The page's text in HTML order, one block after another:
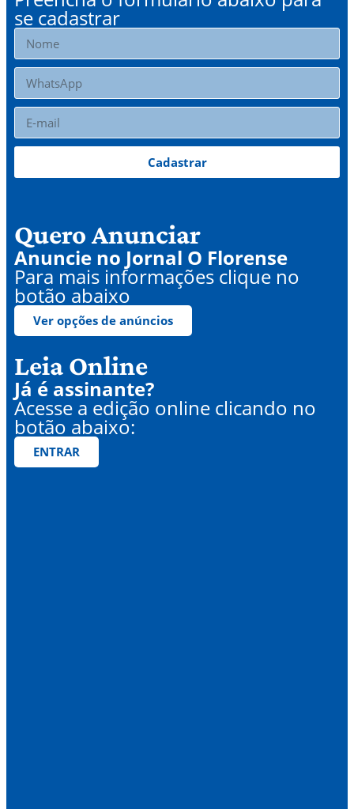
se cadastrar
Cadastrar
Quero Anunciar
Anuncie no Jornal O Florense
Para mais informações clique no
botão abaixo
Ver opções de anúncios
Leia Online
Já é assinante?
Acesse a edição online clicando no
botão abaixo:
ENTRAR